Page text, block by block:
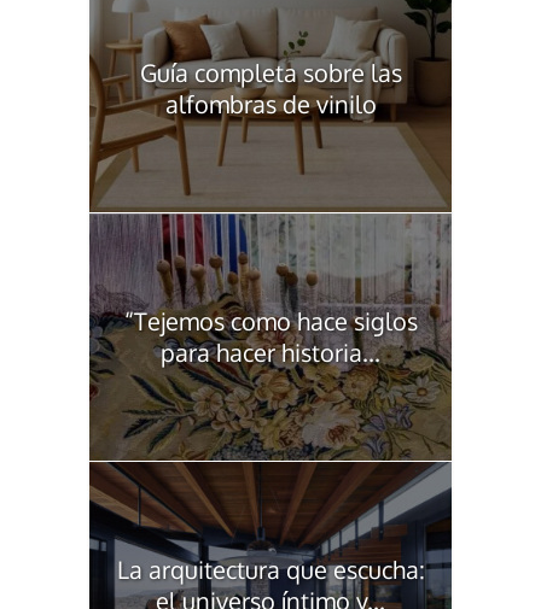
Guía completa sobre las
alfombras de vinilo
“Tejemos como hace siglos
para hacer historia...
La arquitectura que escucha:
el universo íntimo y...